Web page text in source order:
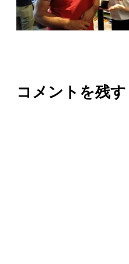
コメントを残す